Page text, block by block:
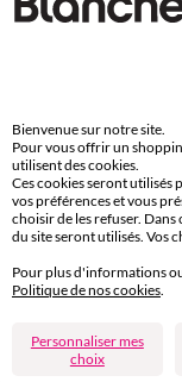
en vous
Bienvenue sur notre site.
Pour vous offrir un
utilisent des cookies.
Ces cookies seront utilisés
vos préférences et vous
choisir de les refuser. Dans
du site seront utilisés. Vos
Pour plus d'informations
Politique de nos cookies.
Personnaliser mes
choix